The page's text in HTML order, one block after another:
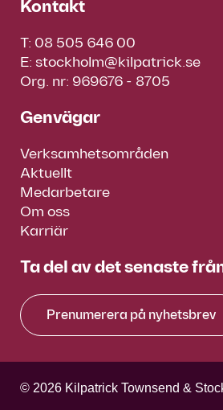
Kontakt
T: 08 505 646 00
E: stockholm@kilpatrick.se
Org. nr: 969676 - 8705
Genvägar
Verksamhetsområden
Aktuellt
Medarbetare
Om oss
Karriär
Ta del av det senaste
Prenumerera på nyhetsbrev
© 2026 Kilpatrick Townsend &